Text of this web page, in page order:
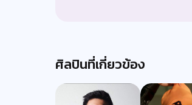
ศิลปินที่เกี่ยวข้อง